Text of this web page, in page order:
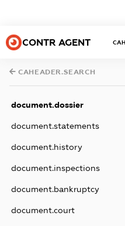
CONTR AGENT
CAHEADER.SEARCH
document.dossier
document.statements
document.history
document.inspections
document.bankruptcy
document.court